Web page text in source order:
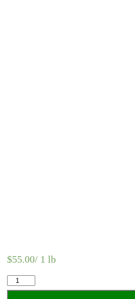
$55.00/ 1 lb
Mực
khô